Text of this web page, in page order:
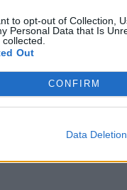
to opt-out of Collection,
Personal Data that Is
Out
CONFIRM
Data Deletion
μια
The Codes c/o
του για την